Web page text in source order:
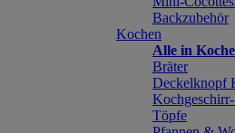
Backzubehör
Kochen
Alle in
Bräter
Deckelknopf
Kochgeschirr-
Töpfe